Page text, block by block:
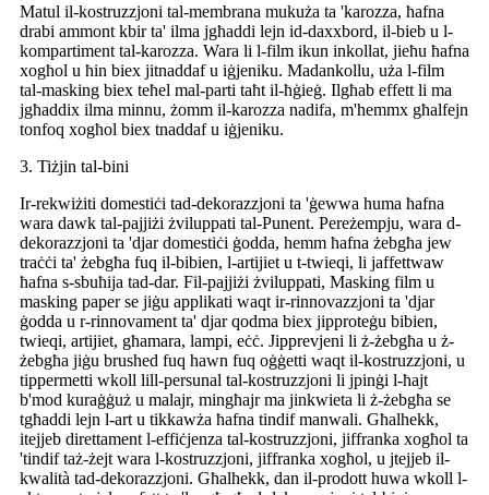
Matul il-kostruzzjoni tal-membrana mukuża ta 'karozza, ħafna
drabi ammont kbir ta' ilma jgħaddi lejn id-daxxbord, il-bieb u l-
kompartiment tal-karozza. Wara li l-film ikun inkollat, jieħu ħafna
xogħol u ħin biex jitnaddaf u iġjeniku. Madankollu, uża l-film
tal-masking biex teħel mal-parti taħt il-ħġieġ. Ilgħab effett li ma
jgħaddix ilma minnu, żomm il-karozza nadifa, m'hemmx għalfejn
tonfoq xogħol biex tnaddaf u iġjeniku.
3. Tiżjin tal-bini
Ir-rekwiżiti domestiċi tad-dekorazzjoni ta 'ġewwa huma ħafna
wara dawk tal-pajjiżi żviluppati tal-Punent. Pereżempju, wara d-
dekorazzjoni ta 'djar domestiċi ġodda, hemm ħafna żebgħa jew
traċċi ta' żebgħa fuq il-bibien, l-artijiet u t-twieqi, li jaffettwaw
ħafna s-sbuħija tad-dar. Fil-pajjiżi żviluppati, Masking film u
masking paper se jiġu applikati waqt ir-rinnovazzjoni ta 'djar
ġodda u r-rinnovament ta' djar qodma biex jipproteġu bibien,
twieqi, artijiet, għamara, lampi, eċċ. Jipprevjeni li ż-żebgħa u ż-
żebgħa jiġu brushed fuq hawn fuq oġġetti waqt il-kostruzzjoni, u
tippermetti wkoll lill-persunal tal-kostruzzjoni li jpinġi l-ħajt
b'mod kuraġġuż u malajr, mingħajr ma jinkwieta li ż-żebgħa se
tgħaddi lejn l-art u tikkawża ħafna tindif manwali. Għalhekk,
itejjeb direttament l-effiċjenza tal-kostruzzjoni, jiffranka xogħol ta
'tindif taż-żejt wara l-kostruzzjoni, jiffranka xogħol, u jtejjeb il-
kwalità tad-dekorazzjoni. Għalhekk, dan il-prodott huwa wkoll l-